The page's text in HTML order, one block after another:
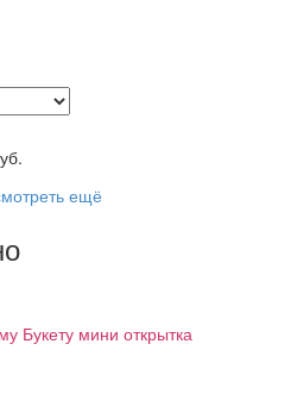
ещё
Букету мини открытка